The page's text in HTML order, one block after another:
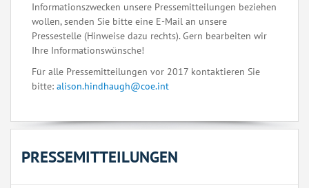
Informationszwecken unsere Pressemitteilungen beziehen
wollen, senden Sie bitte eine E-Mail an unsere
Pressestelle (Hinweise dazu rechts). Gern bearbeiten wir
Ihre Informationswünsche!
Für alle Pressemitteilungen vor 2017 kontaktieren Sie
bitte: alison.hindhaugh@coe.int
PRESSEMITTEILUNGEN